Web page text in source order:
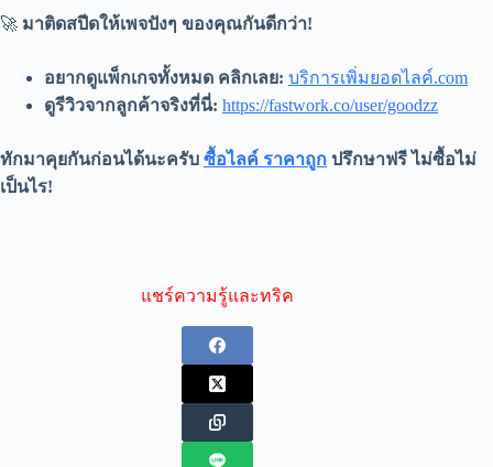
🚀 มาติดสปีดให้เพจปังๆ ของคุณกันดีกว่า!
อยากดูแพ็กเกจทั้งหมด คลิกเลย: บริการเพิ่มยอดไลค์.com
ดูรีวิวจากลูกค้าจริงที่นี่: https://fastwork.co/user/goodzz
ทักมาคุยกันก่อนได้นะครับ ซื้อไลค์ ราคาถูก ปรึกษาฟรี ไม่ซื้อไม่
เป็นไร!
แชร์ความรู้และทริค